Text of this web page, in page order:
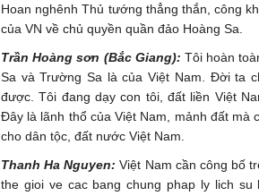
Hoan nghênh Thủ tướng thẳng thắn, công
của VN về chủ quyền quần đảo Hoàng Sa.
Trần Hoàng sơn (Bắc Giang): Tôi hoàn
Sa và Trường Sa là của Việt Nam. Đời ta
được. Tôi đang dạy con tôi, đất liền Việt
Đây là lãnh thổ của Việt Nam, mảnh đất mà
cho dân tộc, đất nước Việt Nam.
Thanh Ha Nguyen: Việt Nam cần công bố
the gioi ve cac bang chung phap ly lich